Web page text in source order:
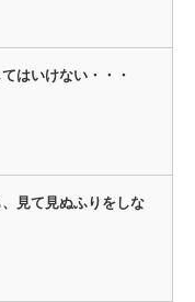
はいけない・・・
見て見ぬふりをしな